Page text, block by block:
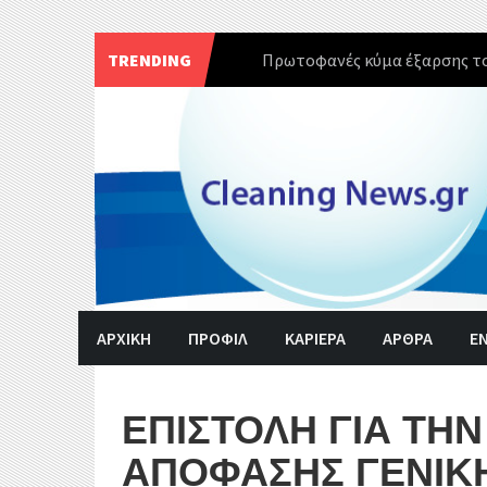
TRENDING
Πρωτοφανές κύμα έξαρσης
Skip
to
content
ΑΡΧΙΚΗ ΠΡΟΦΙΛ ΚΑΡΙΕΡΑ ΑΡΘΡΑ
ΕΠΙΣΤΟΛΗ ΓΙΑ
ΑΠΟΦΑΣΗΣ